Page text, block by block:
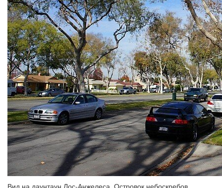
Вид на даунтаун Лос-Анжелеса. Островок небоскребов